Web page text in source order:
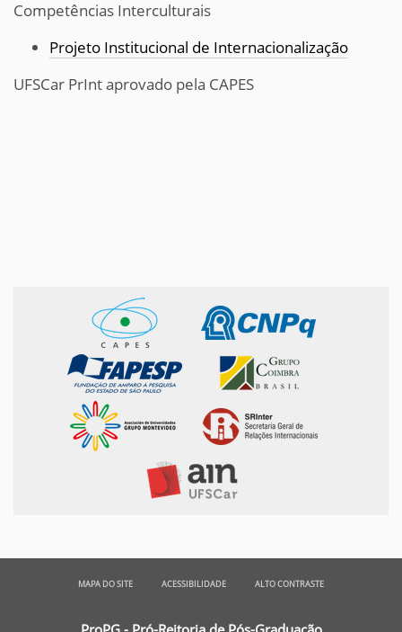
Competências Interculturais
Projeto Institucional de Internacionalização
UFSCar PrInt aprovado pela CAPES
MAPA DO SITE ACESSIBILIDADE ALTO CONTRASTE